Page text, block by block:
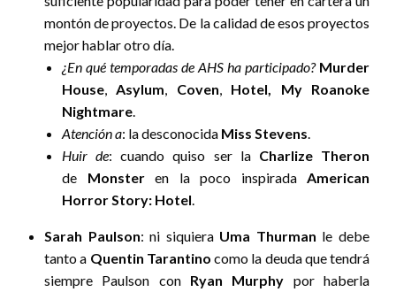
montón de proyectos. De la calidad de esos proyectos
mejor hablar otro día.
¿En qué temporadas de AHS ha participado? Murder
House
Asylum Coven
Hotel, My Roanoke
Nightmare
Atención a: la desconocida Miss Stevens
Huir de: cuando quiso ser la Charlize Theron
de Monsteren la poco inspirada American
Horror Story: Hotel
Sarah Paulson: ni siquiera Uma Thurman le debe
tanto a Quentin Tarantino como la deuda que tendrá
siempre Paulson con Ryan Murphy por haberla